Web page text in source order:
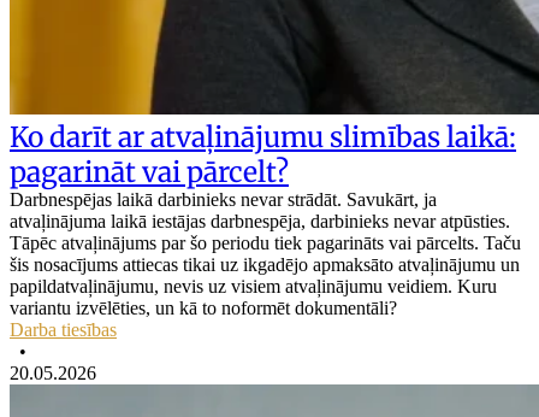
Ko darīt ar atvaļinājumu slimības laikā:
pagarināt vai pārcelt?
Darbnespējas laikā darbinieks nevar strādāt. Savukārt, ja
atvaļinājuma laikā iestājas darbnespēja, darbinieks nevar atpūsties.
Tāpēc atvaļinājums par šo periodu tiek pagarināts vai pārcelts. Taču
šis nosacījums attiecas tikai uz ikgadējo apmaksāto atvaļinājumu un
papildatvaļinājumu, nevis uz visiem atvaļinājumu veidiem. Kuru
variantu izvēlēties, un kā to noformēt dokumentāli?
Darba tiesības
•
20.05.2026